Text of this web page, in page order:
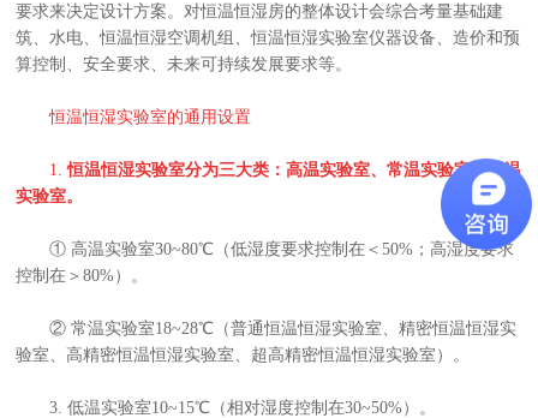
要求来决定设计方案。对恒温恒湿房的整体设计会综合考量基础建
筑、水电、恒温恒湿空调机组、恒温恒湿实验室仪器设备、造价和预
算控制、安全要求、未来可持续发展要求等。
恒温恒湿实验室的通用设置
1.恒温恒湿实验室分为三大类：高温实验室、常温实验室、低温
实验室。
① 高温实验室30~80℃（低湿度要求控制在＜50%；高湿度要求
控制在＞80%）。
② 常温实验室18~28℃（普通恒温恒湿实验室、精密恒温恒湿实
验室、高精密恒温恒湿实验室、超高精密恒温恒湿实验室）。
3. 低温实验室10~15℃（相对湿度控制在30~50%）。